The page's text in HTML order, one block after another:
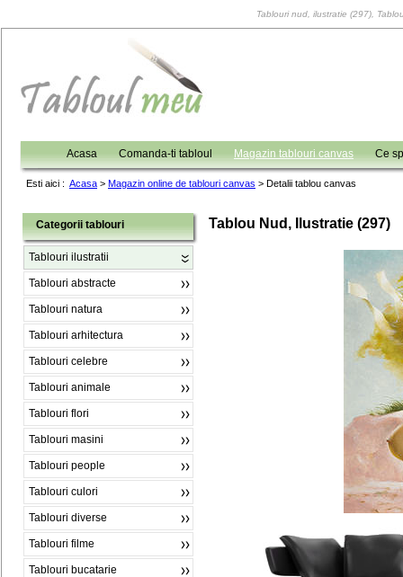
Tablouri nud, ilustratie (297),
Acasa Comanda-ti tabloul Magazin tablouri canvas Ce
Esti aici : Acasa > Magazin online de tablouri canvas > Detalii tablou canvas
Categorii tablouri
Tablouri ilustratii
Tablouri abstracte
Tablouri natura
Tablouri arhitectura
Tablouri celebre
Tablouri animale
Tablouri flori
Tablouri masini
Tablouri people
Tablouri culori
Tablouri diverse
Tablouri filme
Tablouri bucatarie
Tablou Nud, Ilustratie (297)